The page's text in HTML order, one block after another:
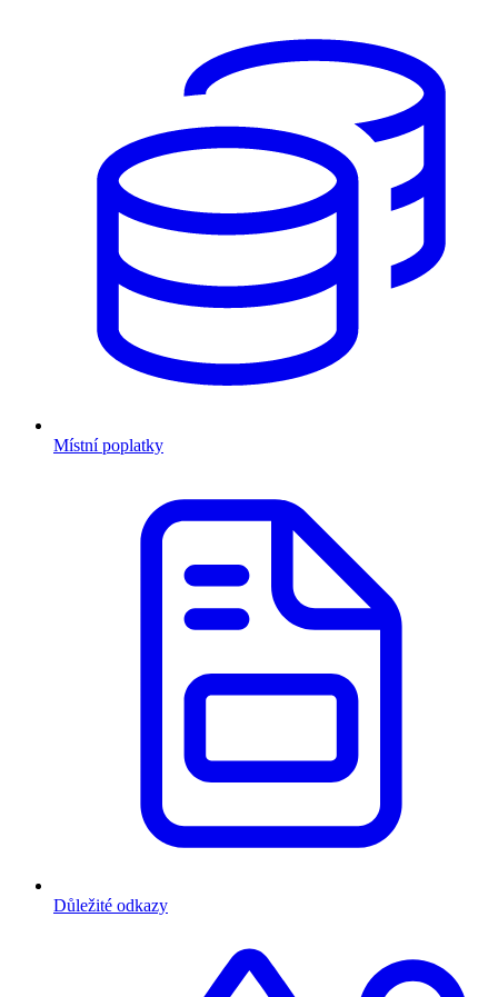
Místní poplatky
Důležité odkazy